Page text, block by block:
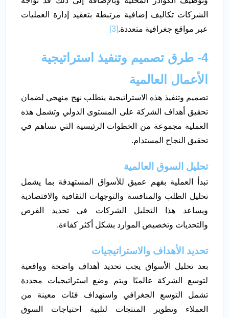
الشركات تكاليف إضافية مرتبطة بتعقيد إدارة العمليات
عبر مواقع جغرافية متعددة.[3]
4- طرق تصميم وتنفيذ استراتيجية
الأعمال العالمية
تصميم وتنفيذ هذه الاستراتيجية يتطلب نهج منهجي لضمان
تحقيق أهداف الشركة على المستوى الدولي وتشمل هذه
العملية مجموعة من الخطوات الرئيسية التي تساهم في
تحقيق النجاح المستدام.
تحليل السوق العالمية
تبدأ العملية بفهم عميق للأسواق المستهدفة بما يشمل
تحليل الطلب والمنافسة والتوجهات الثقافية والاقتصادية
ويساعد هذا التحليل الشركات في تحديد الفرص
والتحديات وتخصيص الموارد بشكل أكثر كفاءة.
تحديد الأهداف والاستراتيجيات
بعد تحليل الأسواق يجب تحديد أهداف واضحة وواقعية
لتوسع الشركة عالميًا ويتم وضع استراتيجيات محددة
تشمل التوسع الجغرافي واستهداف فئات معينة من
العملاء وتطوير المنتجات لتلبية احتياجات السوق